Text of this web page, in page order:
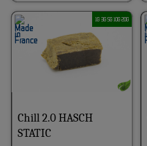
1G 3G 5G 10G 20G
Chill 2.0 HASCH
STATIC